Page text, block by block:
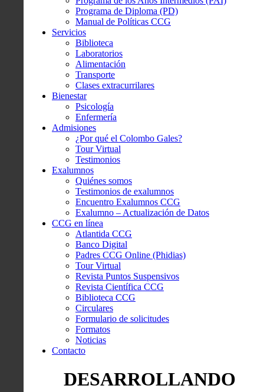
Programa de Diploma (PD)
Manual de Políticas CCG
Servicios
Biblioteca
Laboratorios
Alimentación
Transporte
Clases extracurrilares
Bienestar
Psicología
Enfermería
Admisiones
¿Por qué el Colombo Gales?
Tour Virtual
Testimonios
Exalumnos
Quiénes somos
Testimonios de exalumnos
Encuentro Exalumnos CCG
Exalumno – Actualización de Datos
CCG en línea
Atlantida CCG
Banco Digital
Padres CCG Online (Phidias)
Tour Virtual
Revista Puntos Suspensivos
Revista Científica CCG
Biblioteca CCG
Circulares
Formulario de solicitudes
Formatos
Noticias
Contacto
DESARROLLANDO